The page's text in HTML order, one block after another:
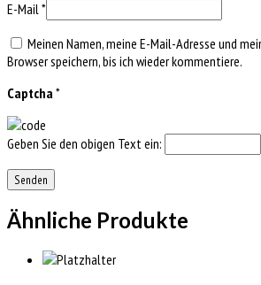
E-Mail *
Meinen Namen, meine E-Mail-Adresse und
Browser speichern, bis ich wieder kommentiere.
Captcha *
Geben Sie den obigen Text ein:
Ähnliche Produkte